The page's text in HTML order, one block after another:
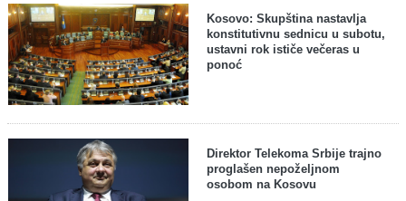
Kosovo: Skupština nastavlja
konstitutivnu sednicu u subotu,
ustavni rok ističe večeras u
ponoć
Direktor Telekoma Srbije trajno
proglašen nepoželjnom
osobom na Kosovu